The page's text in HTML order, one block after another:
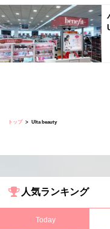
トップ Ulta beauty
人気ランキング
Today